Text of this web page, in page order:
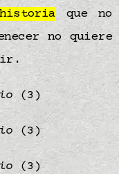
historiaque no
no quiere
(3)
(3)
(3)